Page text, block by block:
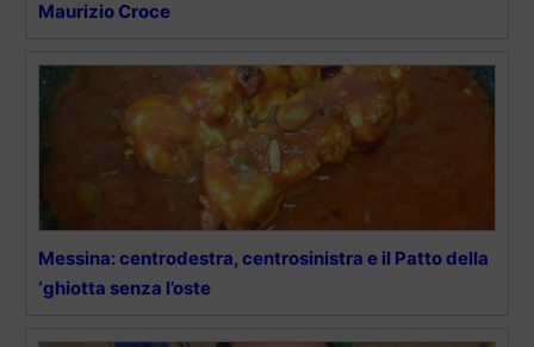
Maurizio Croce
Messina: centrodestra, centrosinistra e il Patto della
‘ghiotta senza l’oste